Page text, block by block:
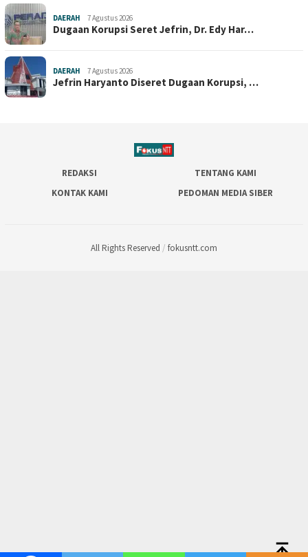
DAERAH 7 Agustus 2026
Dugaan Korupsi Seret Jefrin, Dr. Edy Har…
DAERAH 7 Agustus 2026
Jefrin Haryanto Diseret Dugaan Korupsi, …
REDAKSI
TENTANG KAMI
KONTAK KAMI
PEDOMAN MEDIA SIBER
All Rights Reserved / fokusntt.com